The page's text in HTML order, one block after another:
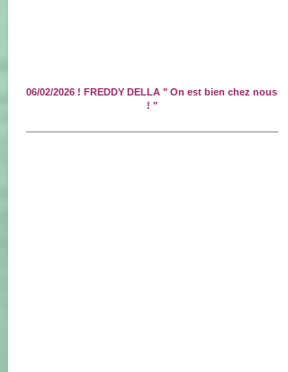
06/02/2026 ! FREDDY DELLA " On est bien chez nous
! "